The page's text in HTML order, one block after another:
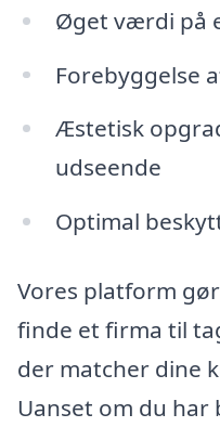
Øget værdi på
Forebyggelse
Æstetisk
udseende
Optimal
Vores platform
finde et firma til
der matcher dine
Uanset om du har